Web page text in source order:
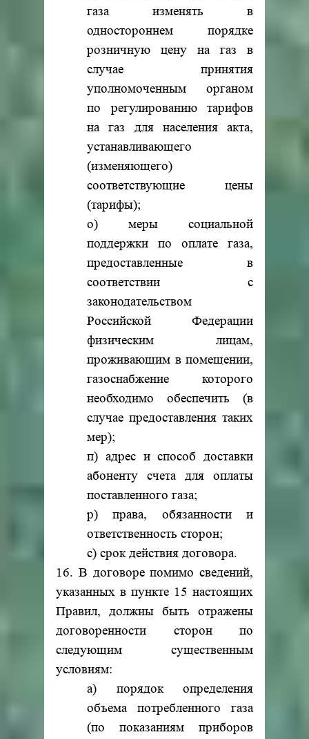
газа изменять в
одностороннем порядке
розничную цену на газ в
случае принятия
уполномоченным органом
по регулированию тарифов
на газ для населения акта,
устанавливающего
(изменяющего)
соответствующие цены
(тарифы);
о) меры социальной
поддержки по оплате газа,
предоставленные в
соответствии с
законодательством
Российской Федерации
физическим лицам,
проживающим в помещении,
газоснабжение которого
необходимо обеспечить (в
случае предоставления таких
мер);
п) адрес и способ доставки
абоненту счета для оплаты
поставленного газа;
р) права, обязанности и
ответственность сторон;
с) срок действия договора.
16. В договоре помимо сведений,
указанных в пункте 15 настоящих
Правил, должны быть отражены
договоренности сторон по
следующим существенным
условиям:
а) порядок определения
объема потребленного газа
(по показаниям приборов